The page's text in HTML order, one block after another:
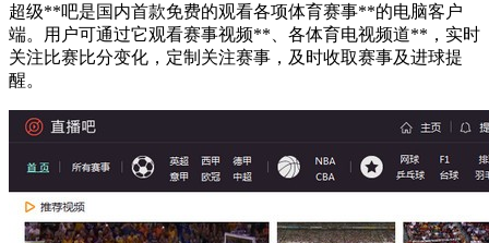
超级**吧是国内首款免费的观看各项体育赛事**的电脑客户
端。用户可通过它观看赛事视频**、各体育电视频道**，实时
关注比赛比分变化，定制关注赛事，及时收取赛事及进球提
醒。